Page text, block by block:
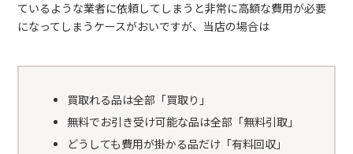
ているような業者に依頼してしまうと非常に高額な費用が必要
になってしまうケースがおいですが、当店の場合は
買取れる品は全部「買取り」
無料でお引き受け可能な品は全部「無料引取」
どうしても費用が掛かる品だけ「有料回収」